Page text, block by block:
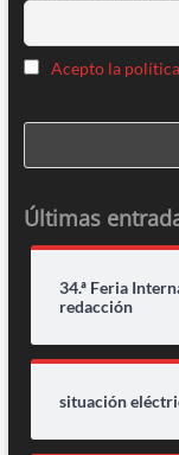
Acepto la
Últimas
34.ª Feria
redacción
situación